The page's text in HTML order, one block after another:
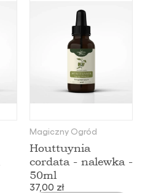
Magiczny Ogród
Houttuynia
cordata - nalewka -
50ml
37,00 zł